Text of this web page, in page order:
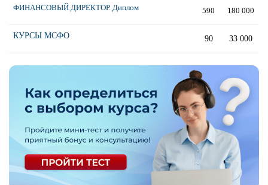
ФИНАНСОВЫЙ ДИРЕКТОР. Диплом 590 180 000
КУРСЫ МСФО 90 33 000